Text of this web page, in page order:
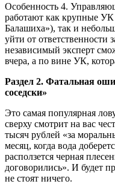
Особенность 4.
работают как крупные
Балашиха»), так и
уйти от ответственности
независимый эксперт
вчера, а по вине УК,
Раздел 2. Фатальная
соседски»
Это самая популярная
сверху смотрит на вас
тысяч рублей «за
месяц, когда вода
расползется черная
договорились». И будет
не стоят ничего.